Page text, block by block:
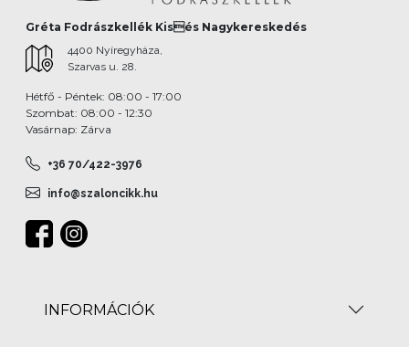
Gréta Fodrászkellék Kisés Nagykereskedés
4400 Nyíregyháza,
Szarvas u. 28.
Hétfő - Péntek: 08:00 - 17:00
Szombat: 08:00 - 12:30
Vasárnap: Zárva
+36 70/422-3976
info@szaloncikk.hu
INFORMÁCIÓK